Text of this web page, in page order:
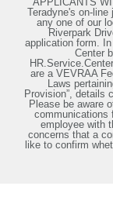
Teradyne's on-
any one of our
Riverpark
application form.
Center
are a VEVRAA
Laws
Provision”, details
Please be aware
communications
employee with
concerns that a
like to confirm